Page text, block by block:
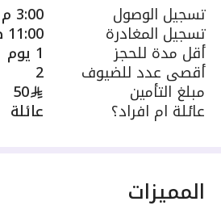
تسجيل الوصول 3:00 م
تسجيل المغادرة 11:00 ص
أقل مدة للحجز 1 يوم
أقصى عدد للضيوف 2
مبلغ التأمين 50
عائلة ام افراد؟ عائلة
المميزات